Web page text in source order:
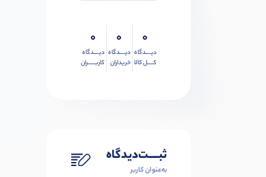
0
دیــــدگاه
کــــل کالا
0
دیــــدگاه
خریداران
0
دیــــدگاه
کاربـــــران
ثبـــــت‌دیدگاه
به‌عنوان کاربر